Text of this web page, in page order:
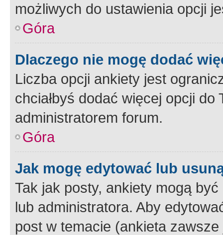
możliwych do ustawienia opcji
Góra
Dlaczego nie mogę dodać
Liczba opcji ankiety jest
chciałbyś dodać więcej opcji
administratorem forum.
Góra
Jak mogę edytować lub
Tak jak posty, ankiety mogą
lub administratora. Aby
post w temacie (ankieta